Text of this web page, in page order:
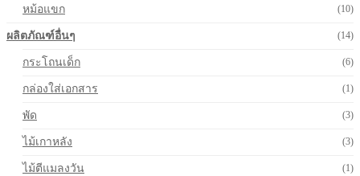
หม้อแขก (10)
ผลิตภัณฑ์อื่นๆ (14)
กระโถนเด็ก (6)
กล่องใส่เอกสาร (1)
พัด (3)
ไม้เกาหลัง (3)
ไม้ตีแมลงวัน (1)